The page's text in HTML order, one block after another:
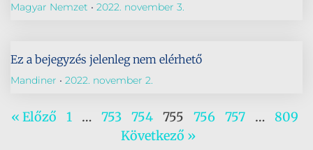
Magyar Nemzet 2022. november 3.
Ez a bejegyzés jelenleg nem elérhető
Mandiner 2022. november 2.
« Előző 1 … 753 754 755 756 757 …
809
Következő »